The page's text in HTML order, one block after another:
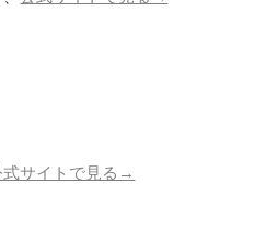
式サイトで見る→